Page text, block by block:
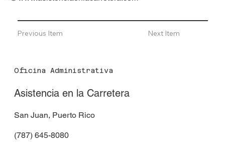
Previous Item Next Item
Oficina Administrativa
Asistencia en la Carretera
San Juan, Puerto Rico
(787) 645-8080